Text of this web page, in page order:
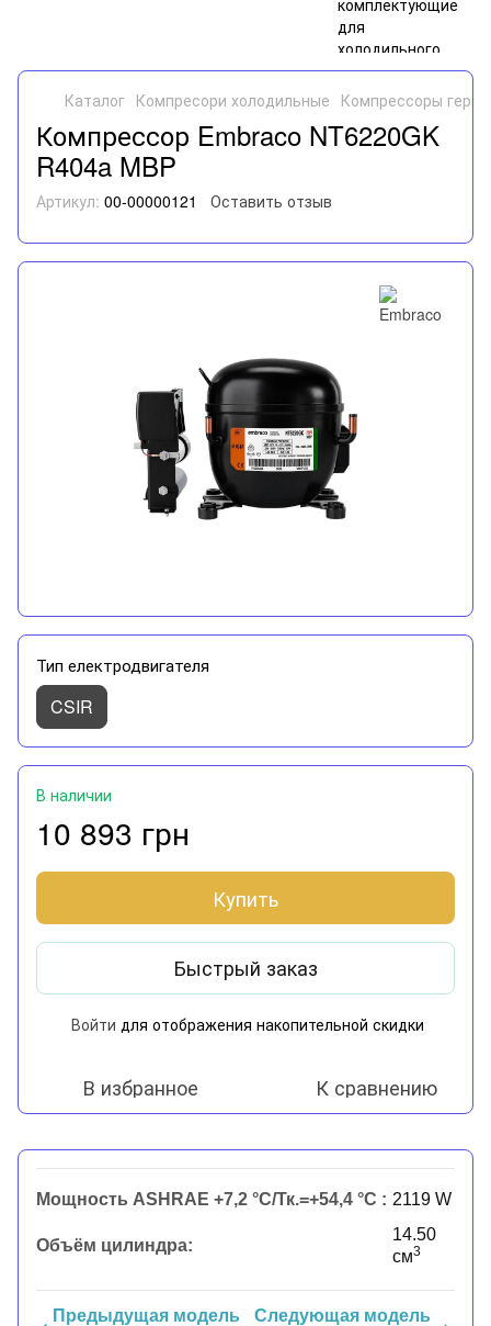
Каталог Компресори холодильные Компрессоры
Компрессор Embraco NT6220GK
R404a MBP
Артикул: 00-00000121 Оставить отзыв
Тип електродвигателя
CSIR
В наличии
10 893 грн
Купить
Быстрый заказ
Войти для отображения накопительной скидки
В избранное К сравнению
Мощность ASHRAE +7,2 °C/Тк.=+54,4 °C : 2119 W
Объём цилиндра:
14.50
см3
Предыдущая модель
Следующая модель